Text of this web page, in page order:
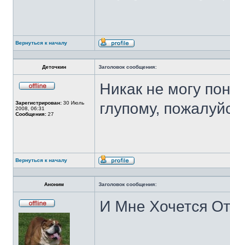
Вернуться к началу
Профиль
Деточкин Заголовок сообщения:
сети
Зарегистрирован: 30 Июль
2008, 06:31
Сообщения: 27
Никак не могу
глупому,
Вернуться к началу
Профиль
Аноним Заголовок сообщения:
в
сети
И Мне Хочется